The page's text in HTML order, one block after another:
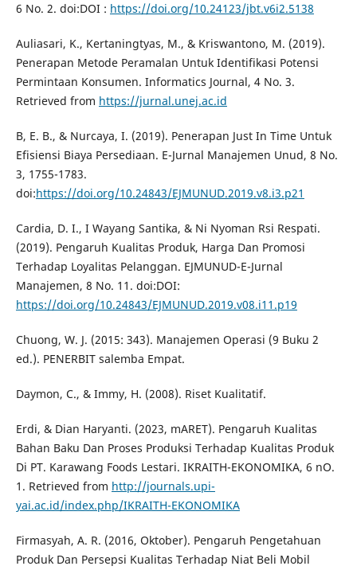
6 No. 2. doi:DOI : https://doi.org/10.24123/jbt.v6i2.5138
Auliasari, K., Kertaningtyas, M., & Kriswantono, M. (2019).
Penerapan Metode Peramalan Untuk Identifikasi Potensi
Permintaan Konsumen. Informatics Journal, 4 No. 3.
Retrieved from https://jurnal.unej.ac.id
B, E. B., & Nurcaya, I. (2019). Penerapan Just In Time Untuk
Efisiensi Biaya Persediaan. E-Jurnal Manajemen Unud, 8 No.
3, 1755-1783.
doi:https://doi.org/10.24843/EJMUNUD.2019.v8.i3.p21
Cardia, D. I., I Wayang Santika, & Ni Nyoman Rsi Respati.
(2019). Pengaruh Kualitas Produk, Harga Dan Promosi
Terhadap Loyalitas Pelanggan. EJMUNUD-E-Jurnal
Manajemen, 8 No. 11. doi:DOI:
https://doi.org/10.24843/EJMUNUD.2019.v08.i11.p19
Chuong, W. J. (2015: 343). Manajemen Operasi (9 Buku 2
ed.). PENERBIT salemba Empat.
Daymon, C., & Immy, H. (2008). Riset Kualitatif.
Erdi, & Dian Haryanti. (2023, mARET). Pengaruh Kualitas
Bahan Baku Dan Proses Produksi Terhadap Kualitas Produk
Di PT. Karawang Foods Lestari. IKRAITH-EKONOMIKA, 6 nO.
1. Retrieved from http://journals.upi-
yai.ac.id/index.php/IKRAITH-EKONOMIKA
Firmasyah, A. R. (2016, Oktober). Pengaruh Pengetahuan
Produk Dan Persepsi Kualitas Terhadap Niat Beli Mobil